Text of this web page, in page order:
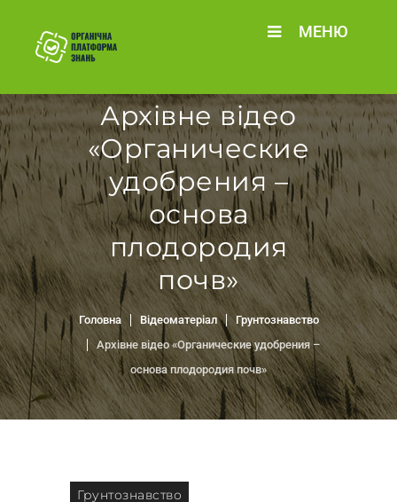
МЕНЮ
Архівне відео
«Органические
удобрения –
основа
плодородия
почв»
Головна Відеоматеріал
Грунтознавство
Архівне відео «Органические удобрения –
основа плодородия почв»
Грунтознавство